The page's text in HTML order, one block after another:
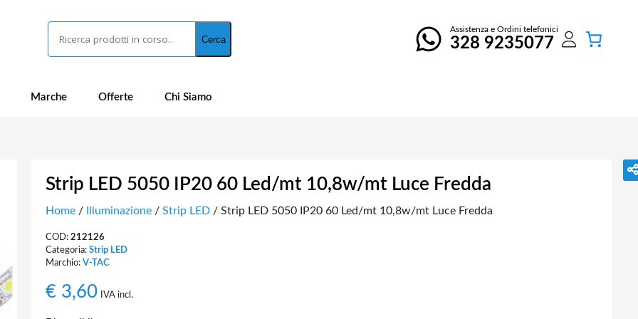
Cerca
Assistenza e Ordini telefonici
328 9235077
Marche Offerte Chi Siamo
Strip LED 5050 IP20 60 Led/mt 10,8w/mt Luce Fredda
Home/ Illuminazione/ Strip LED/ Strip LED 5050 IP20 60 Led/mt 10,8w/mt Luce Fredda
COD: 212126
Categoria: Strip LED
Marchio: V-TAC
€3,60 IVA incl.